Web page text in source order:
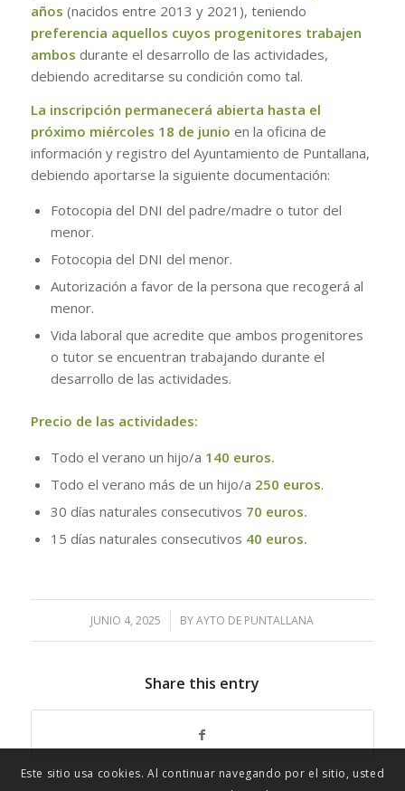
años (nacidos entre 2013 y 2021), teniendo
preferencia aquellos cuyos progenitores trabajen
ambos durante el desarrollo de las actividades,
debiendo acreditarse su condición como tal.
La inscripción permanecerá abierta hasta el
próximo miércoles 18 de junio en la oficina de
información y registro del Ayuntamiento de Puntallana,
debiendo aportarse la siguiente documentación:
Fotocopia del DNI del padre/madre o tutor del
menor.
Fotocopia del DNI del menor.
Autorización a favor de la persona que recogerá al
menor.
Vida laboral que acredite que ambos progenitores
o tutor se encuentran trabajando durante el
desarrollo de las actividades.
Precio de las actividades:
Todo el verano un hijo/a 140 euros.
Todo el verano más de un hijo/a 250 euros.
30 días naturales consecutivos 70 euros.
15 días naturales consecutivos 40 euros.
JUNIO 4, 2025
/ BYAYTO DE PUNTALLANA
Share this entry
Este sitio usa cookies. Al continuar navegando por el sitio, usted